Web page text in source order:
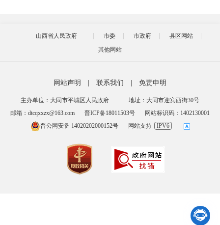

山西省人民政府 市委 市政府
县区网站
其他网站
网站声明 联系我们 免责申明
主办单位：大同市平城区人民政府
地址：大同市迎宾西街30号
邮箱：dtcqxxzx@163.com
晋ICP备18011503号
网站标识码：1402130001
晋公网安备 14020202000152号
网站支持 IPV6